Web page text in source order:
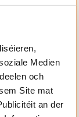
Medien
och
Site mat
an der